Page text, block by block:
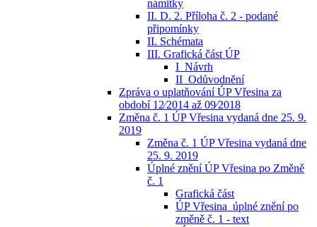
námitky
II. D. 2. Příloha č. 2 - podané
připomínky
II. Schémata
III. Grafická část ÚP
I_Návrh
II_Odůvodnění
Zpráva o uplatňování ÚP Vřesina za
období 12⁄2014 až 09⁄2018
Změna č. 1 ÚP Vřesina vydaná dne 25. 9.
2019
Změna č. 1 ÚP Vřesina vydaná dne
25. 9. 2019
Úplné znění ÚP Vřesina po Změně
č. 1
Grafická část
ÚP Vřesina_úplné znění po
změně č. 1 - text